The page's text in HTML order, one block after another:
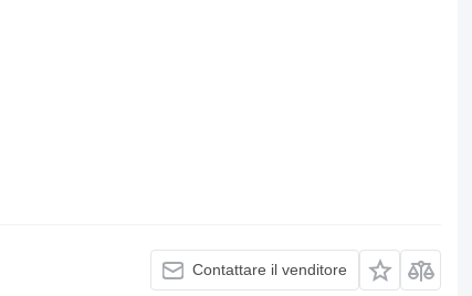
Contattare il venditore